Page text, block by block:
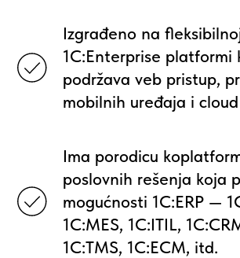
Izgrađeno na
1C:Enterprise platformi
podržava veb pristup,
mobilnih uređaja i
Ima porodicu
poslovnih rešenja koja
mogućnosti 1C:ERP —
1C:MES, 1C:ITIL,
1C:TMS, 1C:ECM, itd.